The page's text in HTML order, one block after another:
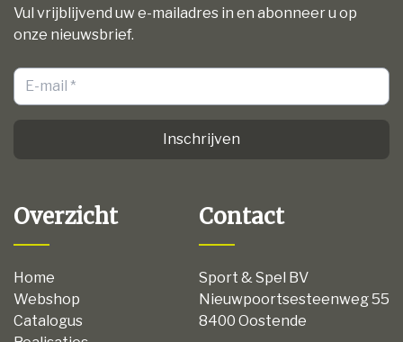
Vul vrijblijvend uw e-mailadres in en abonneer u op
onze nieuwsbrief.
Inschrijven
Overzicht
Home
Webshop
Catalogus
Contact
Sport & Spel BV
Nieuwpoortsesteenweg 55
8400 Oostende